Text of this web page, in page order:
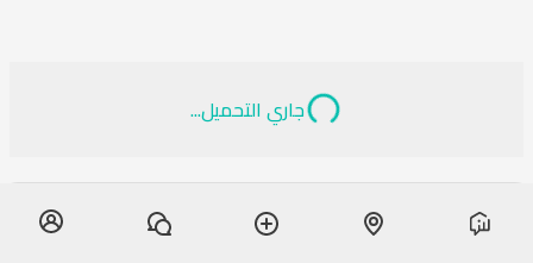
جاري التحميل...